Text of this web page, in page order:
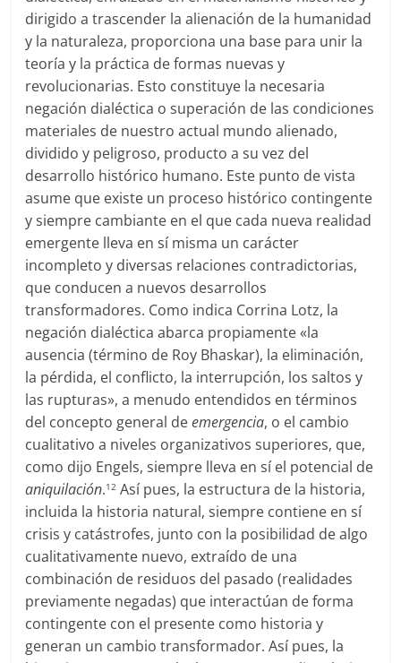
dirigido a trascender la alienación de la humanidad
y la naturaleza, proporciona una base para unir la
teoría y la práctica de formas nuevas y
revolucionarias. Esto constituye la necesaria
negación dialéctica o superación de las condiciones
materiales de nuestro actual mundo alienado,
dividido y peligroso, producto a su vez del
desarrollo histórico humano. Este punto de vista
asume que existe un proceso histórico contingente
y siempre cambiante en el que cada nueva realidad
emergente lleva en sí misma un carácter
incompleto y diversas relaciones contradictorias,
que conducen a nuevos desarrollos
transformadores. Como indica Corrina Lotz, la
negación dialéctica abarca propiamente «la
ausencia (término de Roy Bhaskar), la eliminación,
la pérdida, el conflicto, la interrupción, los saltos y
las rupturas», a menudo entendidos en términos
del concepto general deemergencia, o el cambio
cualitativo a niveles organizativos superiores, que,
como dijo Engels, siempre lleva en sí el potencial de
aniquilación.12 Así pues, la estructura de la historia,
incluida la historia natural, siempre contiene en sí
crisis y catástrofes, junto con la posibilidad de algo
cualitativamente nuevo, extraído de una
combinación de residuos del pasado (realidades
previamente negadas) que interactúan de forma
contingente con el presente como historia y
generan un cambio transformador. Así pues, la